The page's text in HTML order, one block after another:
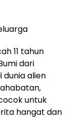
11 tahun
dari
dunia alien
untuk
hangat dan